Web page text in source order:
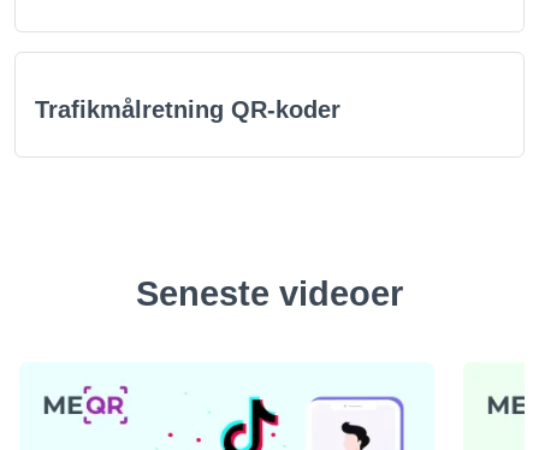
Trafikmålretning QR-koder
Seneste videoer